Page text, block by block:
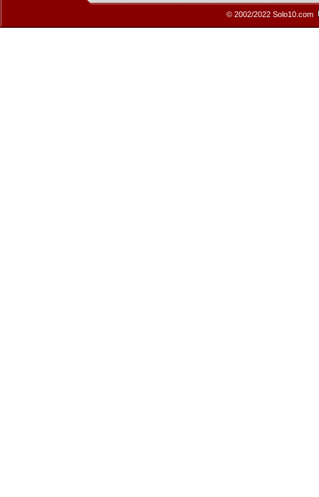
© 2002/2022 Solo10.com